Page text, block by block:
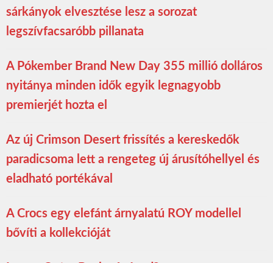
sárkányok elvesztése lesz a sorozat
legszívfacsaróbb pillanata
A Pókember Brand New Day 355 millió dolláros
nyitánya minden idők egyik legnagyobb
premierjét hozta el
Az új Crimson Desert frissítés a kereskedők
paradicsoma lett a rengeteg új árusítóhellyel és
eladható portékával
A Crocs egy elefánt árnyalatú ROY modellel
bővíti a kollekcióját